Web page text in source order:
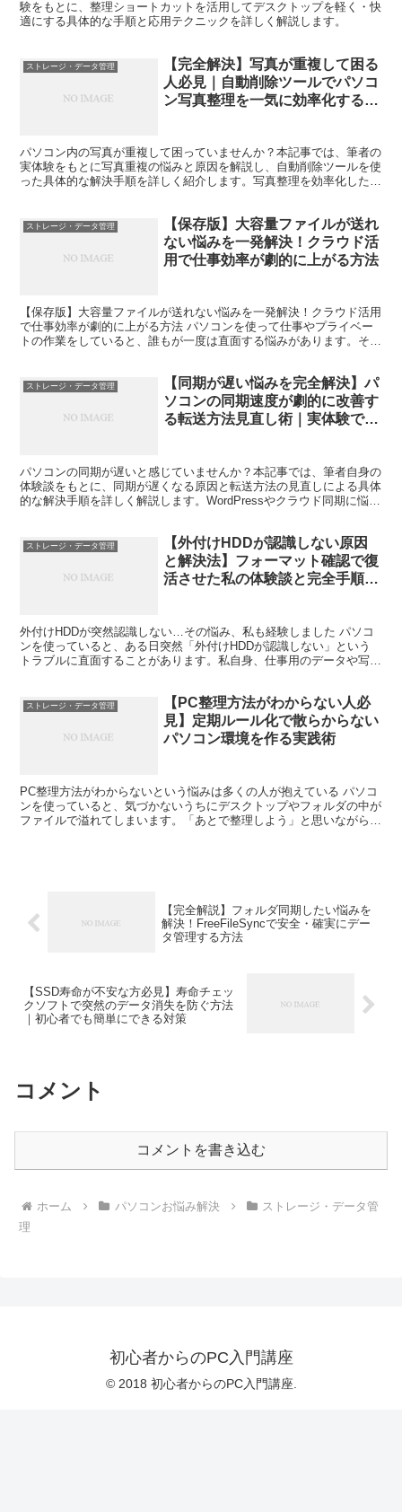
験をもとに、整理ショートカットを活用してデスクトップを軽く・快
適にする具体的な手順と応用テクニックを詳しく解説します。
ストレージ・データ管理
【完全解決】写真が重複して困る
人必見｜自動削除ツールでパソコ
ン写真整理を一気に効率化する方
パソコン内の写真が重複して困っていませんか？本記事では、筆者の
実体験をもとに写真重複の悩みと原因を解説し、自動削除ツールを使
った具体的な解決手順を詳しく紹介します。写真整理を効率化したい
ストレージ・データ管理
【保存版】大容量ファイルが送れ
ない悩みを一発解決！クラウド活
用で仕事効率が劇的に上がる方法
【保存版】大容量ファイルが送れない悩みを一発解決！クラウド活用
で仕事効率が劇的に上がる方法 パソコンを使って仕事やプライベー
トの作業をしていると、誰もが一度は直面する悩みがあります。それ
ストレージ・データ管理
【同期が遅い悩みを完全解決】パ
ソコンの同期速度が劇的に改善す
る転送方法見直し術｜実体験でわ
パソコンの同期が遅いと感じていませんか？本記事では、筆者自身の
体験談をもとに、同期が遅くなる原因と転送方法の見直しによる具体
的な解決手順を詳しく解説します。WordPressやクラウド同期に悩む
ストレージ・データ管理
【外付けHDDが認識しない原因
と解決法】フォーマット確認で復
活させた私の体験談と完全手順ガ
外付けHDDが突然認識しない…その悩み、私も経験しました パソコ
ンを使っていると、ある日突然「外付けHDDが認識しない」という
トラブルに直面することがあります。私自身、仕事用のデータや写
ストレージ・データ管理
【PC整理方法がわからない人必
見】定期ルール化で散らからない
パソコン環境を作る実践術
PC整理方法がわからないという悩みは多くの人が抱えている パソコ
ンを使っていると、気づかないうちにデスクトップやフォルダの中が
ファイルで溢れてしまいます。「あとで整理しよう」と思いながら、
【完全解説】フォルダ同期したい悩みを
解決！FreeFileSyncで安全・確実にデー
タ管理する方法
【SSD寿命が不安な方必見】寿命チェッ
クソフトで突然のデータ消失を防ぐ方法
｜初心者でも簡単にできる対策
コメント
コメントを書き込む
ホーム パソコンお悩み解決
ストレージ・データ管
理
初心者からのPC入門講座
© 2018 初心者からのPC入門講座.